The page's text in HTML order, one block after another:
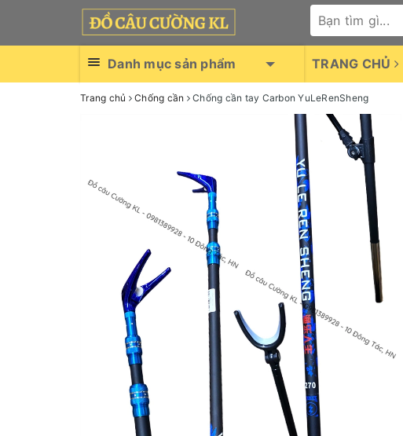
Danh mục sản phẩm TRANG CHỦ
Trang chủ Chống cần Chống cần tay Carbon YuLeRenSheng